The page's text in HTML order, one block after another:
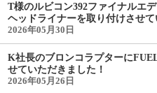
T様のルビコン392ファイナルエ
ヘッドライナーを取り付けさせて
2026年05月30日
K社長のブロンコラプターに
せていただきました！
2026年05月26日